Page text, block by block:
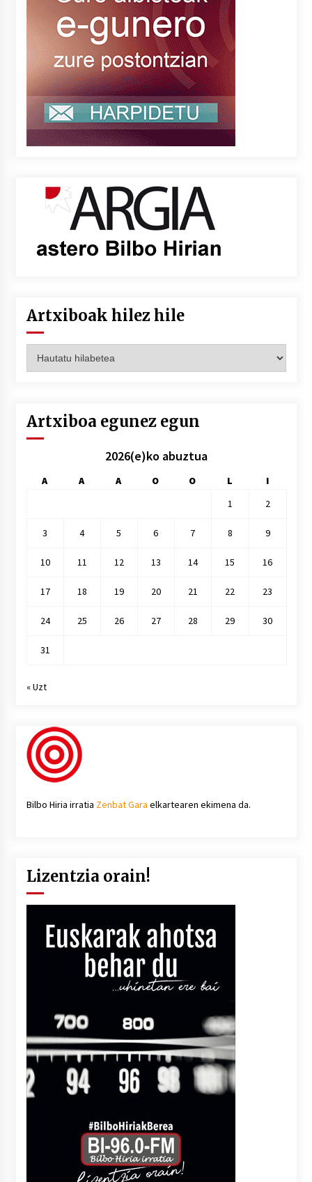
Artxiboak hilez hile
hilez
Artxiboa egunez egun
2026(e)ko abuztua
A A A O O L
I
1
2
3 4 5 6 7 8 9
10 11 12 13 14 15 16
17 18 19 20 21 22 23
24 25 26 27 28 29 30
31
« Uzt
Bilbo Hiria irratia Zenbat Gara elkartearen ekimena da.
Lizentzia orain!